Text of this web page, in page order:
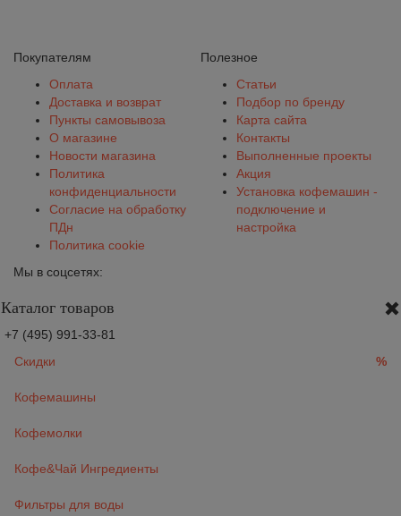
Покупателям
Оплата
Доставка и возврат
Пункты самовывоза
О магазине
Новости магазина
Политика
конфиденциальности
Согласие на обработку
ПДн
Политика cookie
Полезное
Статьи
Подбор по бренду
Карта сайта
Контакты
Выполненные проекты
Акция
Установка кофемашин -
подключение и
настройка
Мы в соцсетях:
Каталог товаров
+7 (495) 991-33-81
Скидки
%
Кофемашины
Кофемолки
Кофе&Чай Ингредиенты
Фильтры для воды